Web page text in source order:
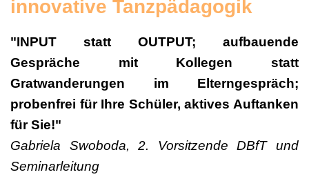
innovative Tanzpädagogik
"INPUT statt OUTPUT; aufbauende
Gespräche mit Kollegen statt
Gratwanderungen im Elterngespräch;
probenfrei für Ihre Schüler, aktives Auftanken
für Sie!"
Gabriela Swoboda, 2. Vorsitzende DBfT und
Seminarleitung